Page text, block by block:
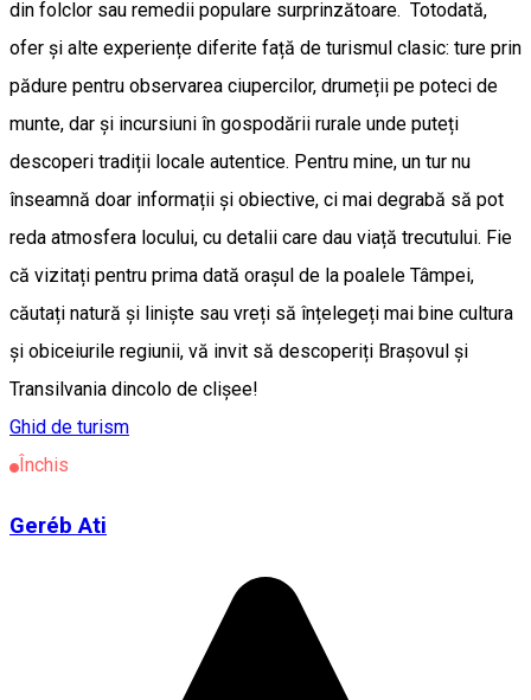
din folclor sau remedii populare surprinzătoare. Totodată,
ofer și alte experiențe diferite față de turismul clasic: ture prin
pădure pentru observarea ciupercilor, drumeții pe poteci de
munte, dar și incursiuni în gospodării rurale unde puteți
descoperi tradiții locale autentice. Pentru mine, un tur nu
înseamnă doar informații și obiective, ci mai degrabă să pot
reda atmosfera locului, cu detalii care dau viață trecutului. Fie
că vizitați pentru prima dată orașul de la poalele Tâmpei,
căutați natură și liniște sau vreți să înțelegeți mai bine cultura
și obiceiurile regiunii, vă invit să descoperiți Brașovul și
Transilvania dincolo de clișee!
Ghid de turism
Închis
Geréb Ati